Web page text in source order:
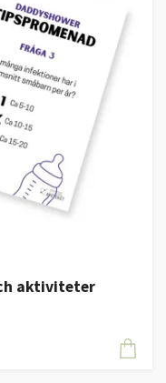
aktiviteter